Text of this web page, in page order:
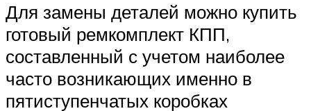
Для замены деталей можно купить
готовый ремкомплект КПП,
составленный с учетом наиболее
часто возникающих именно в
пятиступенчатых коробках